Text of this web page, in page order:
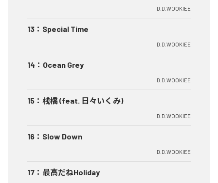
D.D.WOOKIEE
13 ： Special Time
D.D.WOOKIEE
14 ： Ocean Grey
D.D.WOOKIEE
15 ： 桟橋 (feat. 日々いくみ)
D.D.WOOKIEE
16 ： Slow Down
D.D.WOOKIEE
17 ： 最高だねHoliday